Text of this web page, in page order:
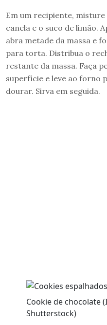
Em um recipiente, misture
canela e o suco de limão.
abra metade da massa e
para torta. Distribua o
restante da massa. Faça
superfície e leve ao forno
dourar. Sirva em seguida.
Cookie de chocolate
Shutterstock)